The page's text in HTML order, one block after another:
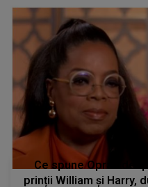
Ce spune Oprah
prinții William și Harry,